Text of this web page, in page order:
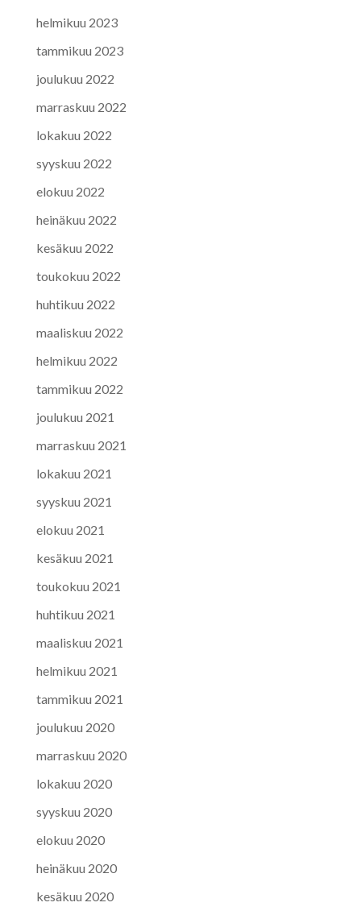
helmikuu 2023
tammikuu 2023
joulukuu 2022
marraskuu 2022
lokakuu 2022
syyskuu 2022
elokuu 2022
heinäkuu 2022
kesäkuu 2022
toukokuu 2022
huhtikuu 2022
maaliskuu 2022
helmikuu 2022
tammikuu 2022
joulukuu 2021
marraskuu 2021
lokakuu 2021
syyskuu 2021
elokuu 2021
kesäkuu 2021
toukokuu 2021
huhtikuu 2021
maaliskuu 2021
helmikuu 2021
tammikuu 2021
joulukuu 2020
marraskuu 2020
lokakuu 2020
syyskuu 2020
elokuu 2020
heinäkuu 2020
kesäkuu 2020